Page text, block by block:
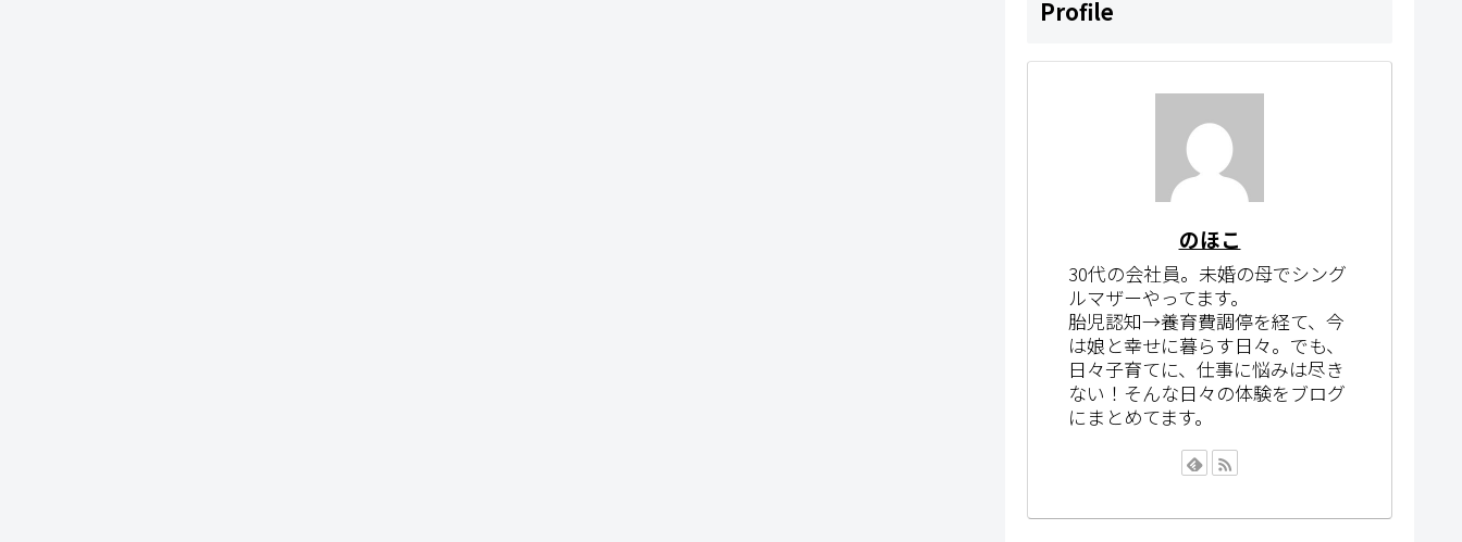
Profile
のほこ
30代の会社員。未婚の母でシング
ルマザーやってます。
胎児認知→養育費調停を経て、今
は娘と幸せに暮らす日々。でも、
日々子育てに、仕事に悩みは尽き
ない！そんな日々の体験をブログ
にまとめてます。